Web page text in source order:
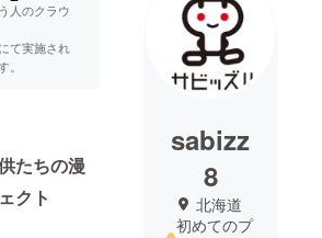
人のクラウ
て実施され
。
たちの漫
クト
sabizz
8
北海道
初めてのプ